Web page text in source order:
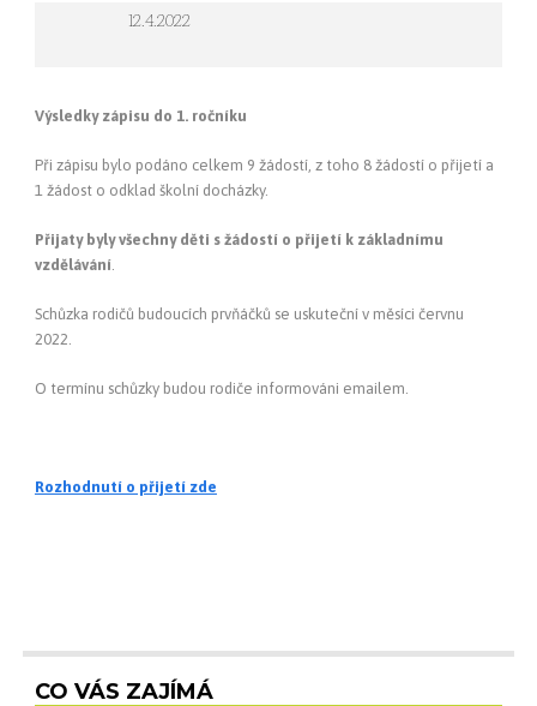
12.4.2022
Výsledky zápisu do 1. ročníku
Při zápisu bylo podáno celkem 9 žádostí, z toho 8 žádostí o přijetí a
1 žádost o odklad školní docházky.
Přijaty byly všechny děti s žádostí o přijetí k základnímu
vzdělávání.
Schůzka rodičů budoucích prvňáčků se uskuteční v měsíci červnu
2022.
O termínu schůzky budou rodiče informováni emailem.
Rozhodnutí o přijetí zde
CO VÁS ZAJÍMÁ